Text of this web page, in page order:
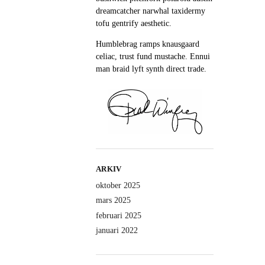
dreamcatcher narwhal taxidermy
tofu gentrify aesthetic.
Humblebrag ramps knausgaard
celiac, trust fund mustache. Ennui
man braid lyft synth direct trade.
ARKIV
oktober 2025
mars 2025
februari 2025
januari 2022